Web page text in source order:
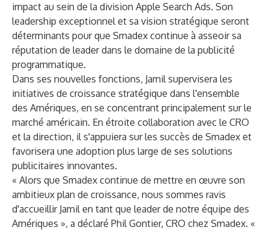
impact au sein de la division Apple Search Ads. Son
leadership exceptionnel et sa vision stratégique seront
déterminants pour que Smadex continue à asseoir sa
réputation de leader dans le domaine de la publicité
programmatique.
Dans ses nouvelles fonctions, Jamil supervisera les
initiatives de croissance stratégique dans l'ensemble
des Amériques, en se concentrant principalement sur le
marché américain. En étroite collaboration avec le CRO
et la direction, il s'appuiera sur les succès de Smadex et
favorisera une adoption plus large de ses solutions
publicitaires innovantes.
« Alors que Smadex continue de mettre en œuvre son
ambitieux plan de croissance, nous sommes ravis
d'accueillir Jamil en tant que leader de notre équipe des
Amériques », a déclaré Phil Gontier, CRO chez Smadex. «